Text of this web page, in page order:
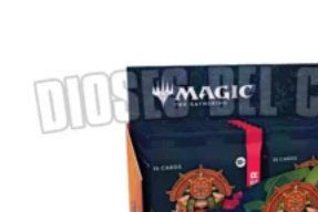
variantes.
Las
opciones